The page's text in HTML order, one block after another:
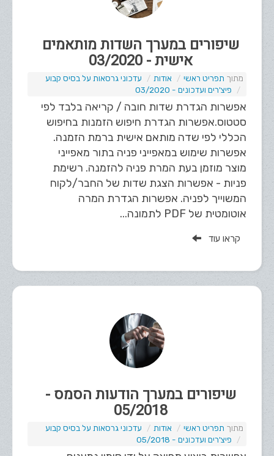
שיפורים במערך השדות מותאמים
אישית - 03/2020
תפריט ראשי אודות
עדכוני גרסאות על בסיס קבוע
פיצ'רים ועדכונים - 03/2020
אפשרות הגדרת שדות חובה / קריאה בלבד לפי
סטטוס.​ אפשרות הגדרת חיפוש הזמנות בחיפוש
הכללי לפי שדה מותאם אישית ברמת הזמנה.
אפשרות שימוש במאפייני פניה בתור מאפייני
מוצר מוזמן בעת המרת פניה להזמנה. רשימת
פניות - אפשרות הצגת שדות של החבר/לקוח
המשוייך לפניה. אפשרות הגדרת המרה
אוטומטית של PDF לתמונה...
קראו עוד
שיפורים במערך הודעות הסמס -
05/2018
תפריט ראשי אודות
עדכוני גרסאות על בסיס קבוע
פיצ'רים ועדכונים - 05/2018